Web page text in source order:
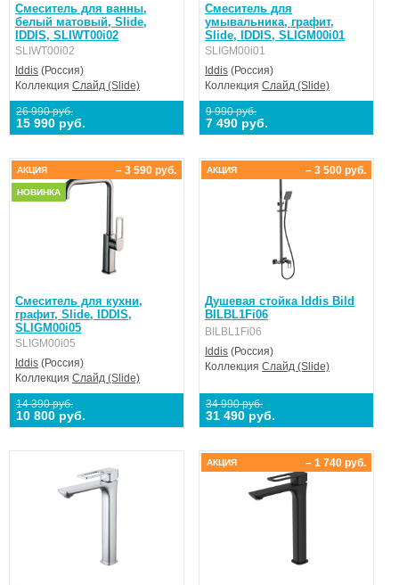
Смеситель для ванны,
белый матовый, Slide,
IDDIS, SLIWT00i02
SLIWT00i02
Iddis (Россия)
Коллекция Слайд (Slide)
26 990 руб.
15 990 руб.
Смеситель для
умывальника, графит,
Slide, IDDIS, SLIGM00i01
SLIGM00i01
Iddis (Россия)
КоллекцияСлайд (Slide)
9 990 руб.
7 490 руб.
Смеситель для кухни,
графит, Slide, IDDIS,
SLIGM00i05
SLIGM00i05
Iddis (Россия)
Коллекция Слайд (Slide)
14 390 руб.
10 800 руб.
– 3 590 руб.
АКЦИЯ
НОВИНКА
Душевая стойка Iddis Bild
BILBL1Fi06
BILBL1Fi06
Iddis (Россия)
КоллекцияСлайд (Slide)
34 990 руб.
31 490 руб.
– 3 500 руб.
АКЦИЯ
– 1 740 руб.
АКЦИЯ